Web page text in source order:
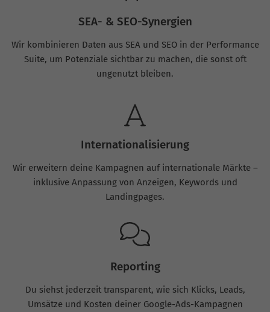
SEA- & SEO-Synergien
Wir kombinieren Daten aus SEA und SEO in der Performance
Suite, um Potenziale sichtbar zu machen, die sonst oft
ungenutzt bleiben.
Internationalisierung
Wir erweitern deine Kampagnen auf internationale Märkte –
inklusive Anpassung von Anzeigen, Keywords und
Landingpages.
Reporting
Du siehst jederzeit transparent, wie sich Klicks, Leads,
Umsätze und Kosten deiner Google-Ads-Kampagnen